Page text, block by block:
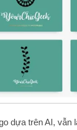
dựa trên AI, vẫn